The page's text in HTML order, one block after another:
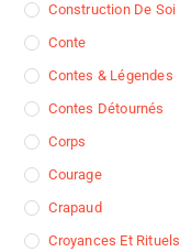
Construction De Soi
Conte
Contes & Légendes
Contes Détournés
Corps
Courage
Crapaud
Croyances Et Rituels